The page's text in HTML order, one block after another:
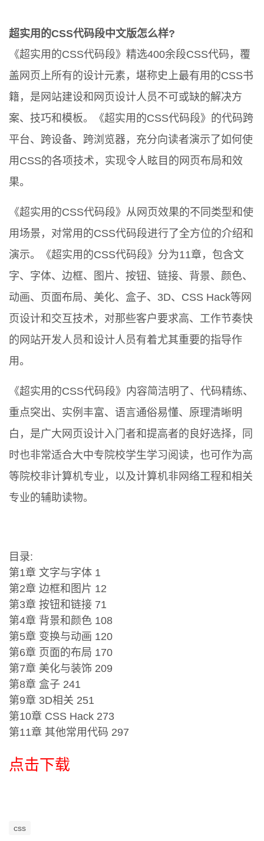
超实用的CSS代码段中文版怎么样?
《超实用的CSS代码段》精选400余段CSS代码，覆
盖网页上所有的设计元素，堪称史上最有用的CSS书
籍，是网站建设和网页设计人员不可或缺的解决方
案、技巧和模板。《超实用的CSS代码段》的代码跨
平台、跨设备、跨浏览器，充分向读者演示了如何使
用CSS的各项技术，实现令人眩目的网页布局和效
果。
《超实用的CSS代码段》从网页效果的不同类型和使
用场景，对常用的CSS代码段进行了全方位的介绍和
演示。《超实用的CSS代码段》分为11章，包含文
字、字体、边框、图片、按钮、链接、背景、颜色、
动画、页面布局、美化、盒子、3D、CSS Hack等网
页设计和交互技术，对那些客户要求高、工作节奏快
的网站开发人员和设计人员有着尤其重要的指导作
用。
《超实用的CSS代码段》内容简洁明了、代码精练、
重点突出、实例丰富、语言通俗易懂、原理清晰明
白，是广大网页设计入门者和提高者的良好选择，同
时也非常适合大中专院校学生学习阅读，也可作为高
等院校非计算机专业，以及计算机非网络工程和相关
专业的辅助读物。
目录:
第1章 文字与字体 1
第2章 边框和图片 12
第3章 按钮和链接 71
第4章 背景和颜色 108
第5章 变换与动画 120
第6章 页面的布局 170
第7章 美化与装饰 209
第8章 盒子 241
第9章 3D相关 251
第10章 CSS Hack 273
第11章 其他常用代码 297
点击下载
css